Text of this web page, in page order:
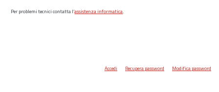
Per problemi tecnici contatta l’assistenza informatica.
Accedi Recupera password Modifica password